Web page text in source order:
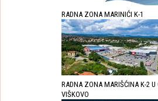
RADNA ZONA MARINIĆI K-1
RADNA ZONA MARIŠĆINA K-2 U
VIŠKOVO